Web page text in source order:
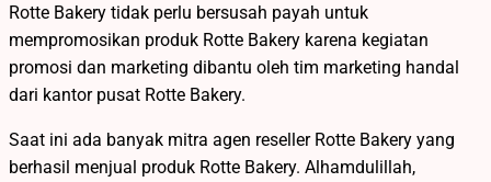
Rotte Bakery tidak perlu bersusah payah untuk
mempromosikan produk Rotte Bakery karena kegiatan
promosi dan marketing dibantu oleh tim marketing handal
dari kantor pusat Rotte Bakery.
Saat ini ada banyak mitra agen reseller Rotte Bakery yang
berhasil menjual produk Rotte Bakery. Alhamdulillah,